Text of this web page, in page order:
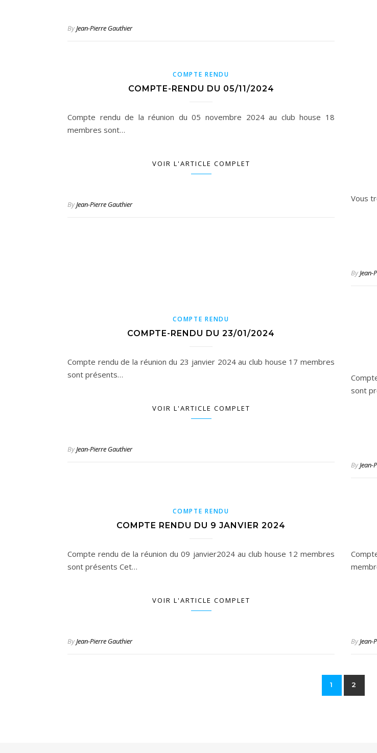
ByJean-Pierre Gauthier
COMPTE RENDU
COMPTE-RENDU DU 05/11/2024
Compte rendu de la réunion du 05 novembre 2024 au club house 18
membres sont…
VOIR L'ARTICLE COMPLET
ByJean-Pierre Gauthier
Vous
ByJean-
COMPTE RENDU
COMPTE-RENDU DU 23/01/2024
Compte rendu de la réunion du 23 janvier 2024 au club house 17 membres
sont présents…
VOIR L'ARTICLE COMPLET
ByJean-Pierre Gauthier
sont
ByJean-
COMPTE RENDU
COMPTE RENDU DU 9 JANVIER 2024
Compte rendu de la réunion du 09 janvier2024 au club house 12 membres
sont présents Cet…
VOIR L'ARTICLE COMPLET
ByJean-Pierre Gauthier ByJean-
1 2